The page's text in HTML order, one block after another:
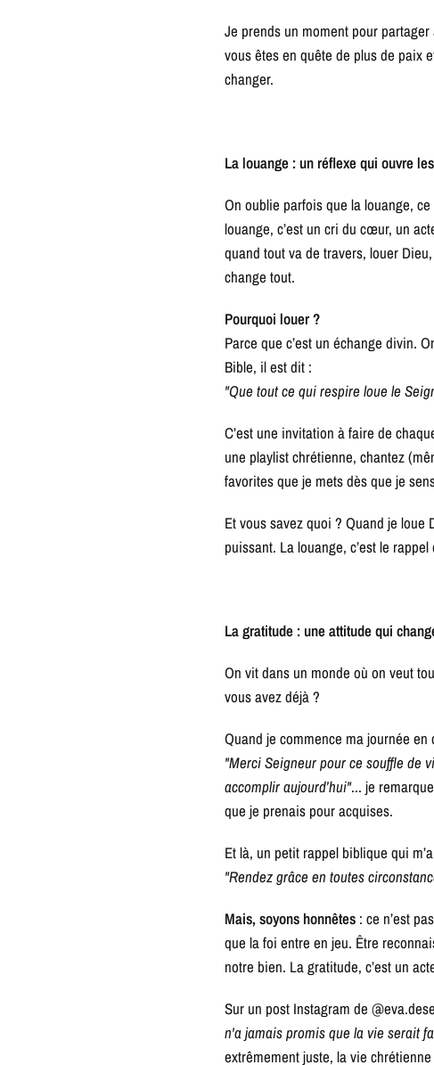
Je prends un moment pour
vous êtes en quête de plus de paix
changer.
La louange : un réflexe qui ouvre
On oublie parfois que la louange,
louange, c’est un cri du cœur, un
quand tout va de travers, louer
change tout.
Pourquoi louer ?
Parce que c’est un échange divin.
Bible, il est dit :
"Que tout ce qui respire loue le
C’est une invitation à faire de
une playlist chrétienne, chantez
favorites que je mets dès que je
Et vous savez quoi ? Quand je loue
puissant. La louange, c’est le
La gratitude : une attitude qui
On vit dans un monde où on veut
vous avez déjà ?
Quand je commence ma journée en
"Merci Seigneur pour ce souffle de
accomplir aujourd’hui"... je
que je prenais pour acquises.
Et là, un petit rappel biblique qui
"Rendez grâce en toutes
Mais, soyons honnêtes : ce n’est
que la foi entre en jeu. Être
notre bien. La gratitude, c’est un
Sur un post Instagram de
n'a jamais promis que la vie serait
extrêmement juste, la vie